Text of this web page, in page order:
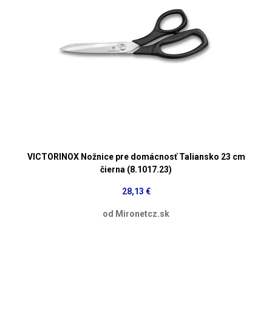
VICTORINOX Nožnice pre domácnosť Taliansko 23 cm
čierna (8.1017.23)
28,13 €
od Mironetcz.sk